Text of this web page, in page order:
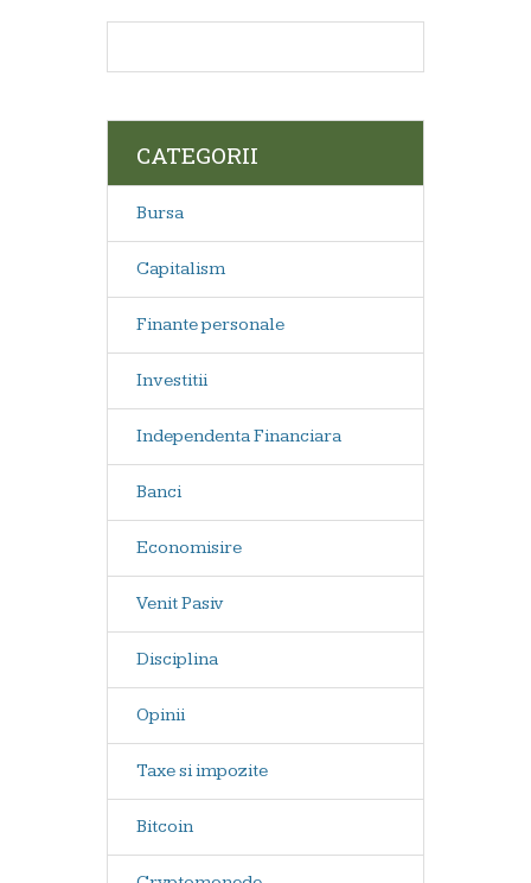
CATEGORII
Bursa
Capitalism
Finante personale
Investitii
Independenta Financiara
Banci
Economisire
Venit Pasiv
Disciplina
Opinii
Taxe si impozite
Bitcoin